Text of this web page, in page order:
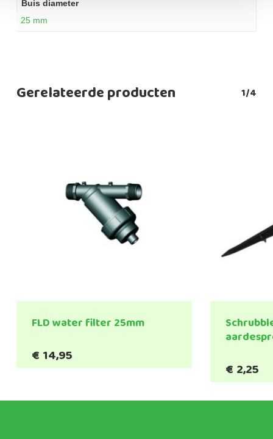
Buis diameter
25 mm
Gerelateerde producten 1/4
FLD water filter 25mm
€ 14,95
€ 2,25